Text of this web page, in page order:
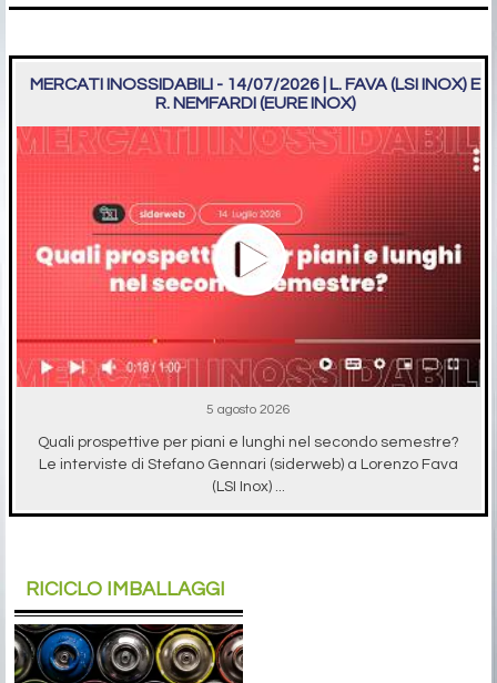
MERCATI INOSSIDABILI - 14/07/2026 | L. FAVA (LSI INOX) E
R. NEMFARDI (EURE INOX)
5 agosto 2026
Quali prospettive per piani e lunghi nel secondo semestre?
Le interviste di Stefano Gennari (siderweb) a Lorenzo Fava
(LSI Inox) ...
RICICLO IMBALLAGGI